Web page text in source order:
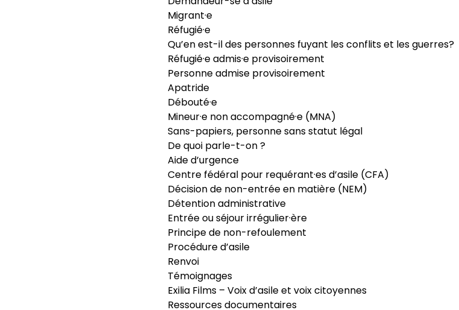
Migrant·e
Réfugié·e
Qu’en est-il des personnes fuyant les conflits et les guerres?
Réfugié·e admis·e provisoirement
Personne admise provisoirement
Apatride
Débouté·e
Mineur·e non accompagné·e (MNA)
Sans-papiers, personne sans statut légal
De quoi parle-t-on ?
Aide d’urgence
Centre fédéral pour requérant·es d’asile (CFA)
Décision de non-entrée en matière (NEM)
Détention administrative
Entrée ou séjour irrégulier·ère
Principe de non-refoulement
Procédure d’asile
Renvoi
Témoignages
Exilia Films – Voix d’asile et voix citoyennes
Ressources documentaires